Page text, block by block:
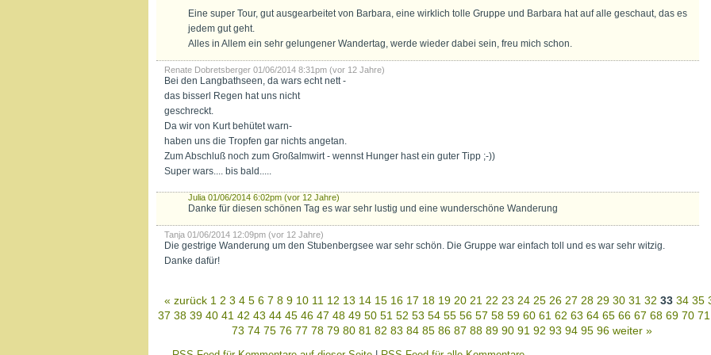
Eine super Tour, gut ausgearbeitet von Barbara, eine wirklich tolle Gruppe und Barbara hat auf alle geschaut, das es
jedem gut geht.
Alles in Allem ein sehr gelungener Wandertag, werde wieder dabei sein, freu mich schon.
Renate Dobretsberger 01/06/2014 8:31pm (vor 12 Jahre)
Bei den Langbathseen, da wars echt nett -
das bisserl Regen hat uns nicht
geschreckt.
Da wir von Kurt behütet warn-
haben uns die Tropfen gar nichts angetan.
Zum Abschluß noch zum Großalmwirt - wennst Hunger hast ein guter Tipp ;-))
Super wars.... bis bald.....
Julia 01/06/2014 6:02pm (vor 12 Jahre)
Danke für diesen schönen Tag es war sehr lustig und eine wunderschöne Wanderung
Tanja 01/06/2014 12:09pm (vor 12 Jahre)
Die gestrige Wanderung um den Stubenbergsee war sehr schön. Die Gruppe war einfach toll und es war sehr witzig.
Danke dafür!
« zurück 1 2 3 4 5 6 7 8 9 10 11 12 13 14 15 16 17 18 19 20 21 22 23 24 25 26 27 28 29 30 31 32 33 34 35
37 38 39 40 41 42 43 44 45 46 47 48 49 50 51 52 53 54 55 56 57 58 59 60 61 62 63 64 65 66 67 68 69 70 71
73 74 75 76 77 78 79 80 81 82 83 84 85 86 87 88 89 90 91 92 93 94 95 96 weiter »